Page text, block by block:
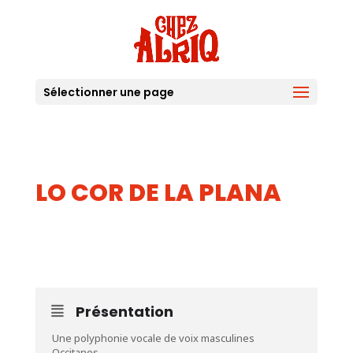
Sélectionner une page
LO COR DE LA PLANA
Présentation
Une polyphonie vocale de voix masculines